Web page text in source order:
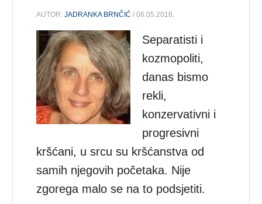
AUTOR:JADRANKA BRNČIĆ / 06.05.2018.
Separatisti i
kozmopoliti,
danas bismo
rekli,
konzervativni i
progresivni
kršćani, u srcu su kršćanstva od
samih njegovih početaka. Nije
zgorega malo se na to podsjetiti.